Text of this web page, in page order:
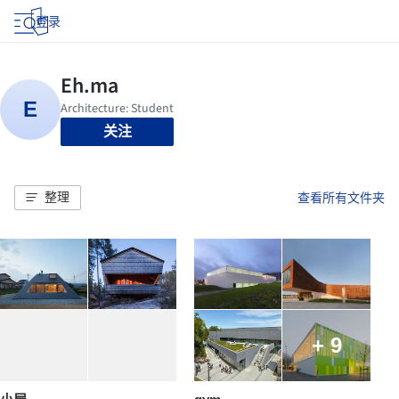
登录
关注
整理 查看所有文件夹
+ 9